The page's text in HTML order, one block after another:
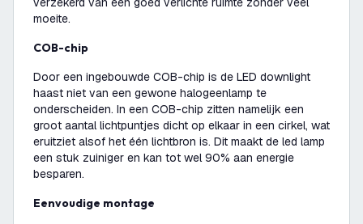
moeite.
COB-chip
Door een ingebouwde COB-chip is de LED downlight
haast niet van een gewone halogeenlamp te
onderscheiden. In een COB-chip zitten namelijk een
groot aantal lichtpuntjes dicht op elkaar in een cirkel, wat
eruitziet alsof het één lichtbron is. Dit maakt de led lamp
een stuk zuiniger en kan tot wel 90% aan energie
besparen.
Eenvoudige montage